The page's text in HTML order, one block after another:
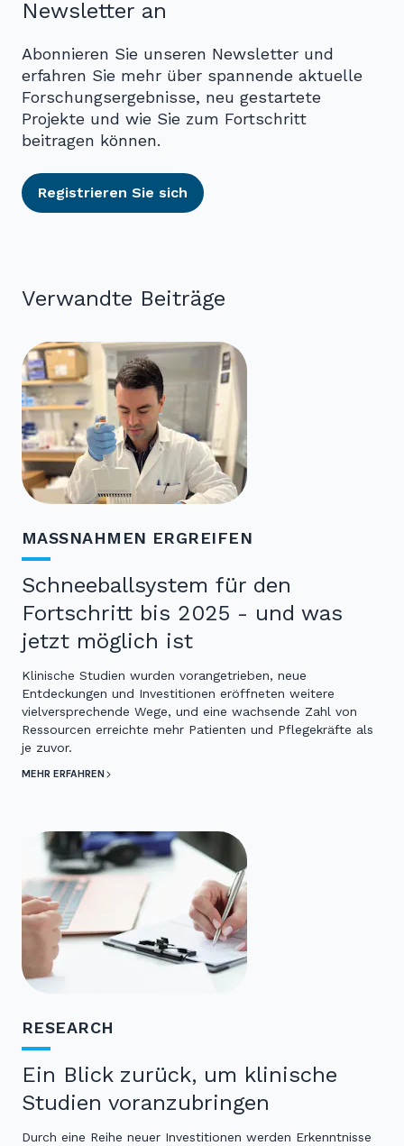
Newsletter an
Abonnieren Sie unseren Newsletter und
erfahren Sie mehr über spannende aktuelle
Forschungsergebnisse, neu gestartete
Projekte und wie Sie zum Fortschritt
beitragen können.
Registrieren Sie sich
Verwandte Beiträge
MASSNAHMEN ERGREIFEN
Schneeballsystem für den
Fortschritt bis 2025 - und was
jetzt möglich ist
Klinische Studien wurden vorangetrieben, neue
Entdeckungen und Investitionen eröffneten weitere
vielversprechende Wege, und eine wachsende Zahl von
Ressourcen erreichte mehr Patienten und Pflegekräfte als
je zuvor.
MEHR ERFAHREN
RESEARCH
Ein Blick zurück, um klinische
Studien voranzubringen
Durch eine Reihe neuer Investitionen werden Erkenntnisse